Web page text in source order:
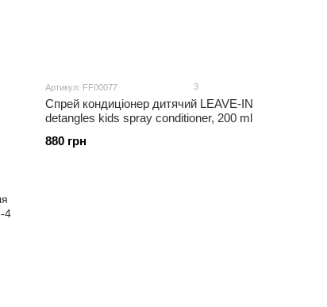
Артикул: FF00077 3
Спрей кондиціонер дитячий LEAVE-IN
detangles kids spray conditioner, 200 ml
880 грн